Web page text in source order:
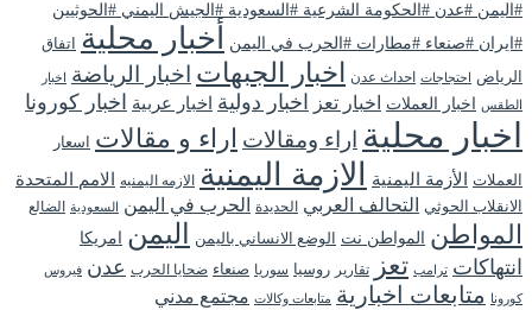
#اليمن #عدن #الحكومة الشرعية #السعودية #الجيش اليمني #الحوثيين
#ايران #صنعاء #مطارات #الحرب في اليمن
أخبار محلية
اتفاق
الرياض
احتجاجات احداث عدن اخبار الجبهات اخبار الرياضة اخبار
الطقس
اخبار العملات اخبار تعز اخبار دولية اخبار عربية اخبار كورونا
اخبار محلية اراء ومقالات اراء و مقالات اسعار
العملات الأزمة اليمنية الازمة اليمنية الازمه اليمنيه الامم المتحدة
الانقلاب الحوثي التحالف العربي الحديدة الحرب في اليمن السعودية الضالع
المواطن المواطن نت الوضع الانساني باليمن اليمن امريكا
انتهاكات ترامب تعز تقارير روسيا سوريا صنعاء ضحايا الحرب عدن فيروس
كورونا متابعات اخبارية متابعات وكالات مجتمع مدني